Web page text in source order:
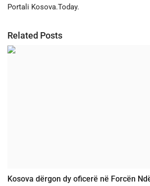
Portali Kosova.Today.
Related Posts
Kosova dërgon dy oficerë në Forcën